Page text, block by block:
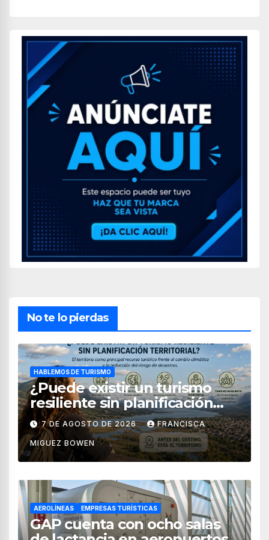
No te lo pierdas
HABLEMOS DE TURISMO
¿Puede existir un turismo
resiliente sin planificación
territorial?
7 DE AGOSTO DE 2026 FRANCISCA
MIGUEZ BOWEN
AEROLÍNEAS EMPRESAS TURÍSTICAS
GAP cuenta con ocho salas